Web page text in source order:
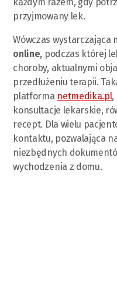
przyjmowany lek.
Wówczas wystarczająca
online, podczas której
choroby, aktualnymi
przedłużeniu terapii.
platforma netmedika.pl,
konsultacje lekarskie,
recept. Dla wielu
kontaktu, pozwalająca
niezbędnych
wychodzenia z domu.